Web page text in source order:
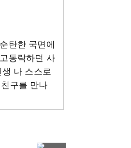
탄한 국면에
동락하던 사
나 스스로
구를 만나